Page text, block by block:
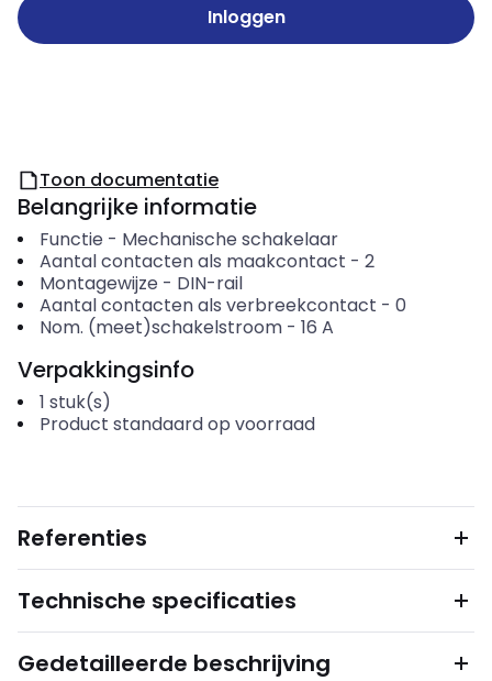
Inloggen
Toon documentatie
Belangrijke informatie
Functie - Mechanische schakelaar
Aantal contacten als maakcontact - 2
Montagewijze - DIN-rail
Aantal contacten als verbreekcontact - 0
Nom. (meet)schakelstroom- 16 A
Verpakkingsinfo
1 stuk(s)
Product standaard op voorraad
Referenties
Technische specificaties
Gedetailleerde beschrijving